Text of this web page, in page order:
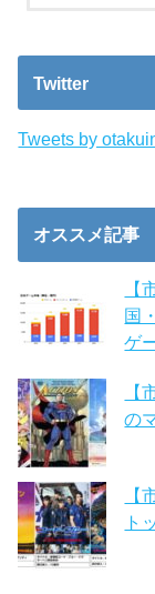
Twitter
Tweets by
オススメ記事
【
国
ゲ
【
の
【
ト